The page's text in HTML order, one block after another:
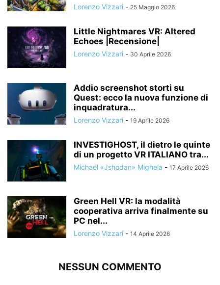
Lorenzo Vizzari - 25 Maggio 2026
Little Nightmares VR: Altered
Echoes |Recensione|
Lorenzo Vizzari - 30 Aprile 2026
Addio screenshot storti su
Quest: ecco la nuova funzione di
inquadratura...
Lorenzo Vizzari - 19 Aprile 2026
INVESTIGHOST, il dietro le quinte
di un progetto VR ITALIANO tra...
Michael «Jshodan» Mighela - 17 Aprile 2026
Green Hell VR: la modalità
cooperativa arriva finalmente su
PC nel...
Lorenzo Vizzari - 14 Aprile 2026
NESSUN COMMENTO